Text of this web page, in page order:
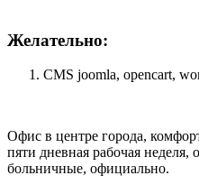
Желательно:
CMS joomla, opencart,
Офис в центре города,
пяти дневная рабочая неделя,
больничные, официально.